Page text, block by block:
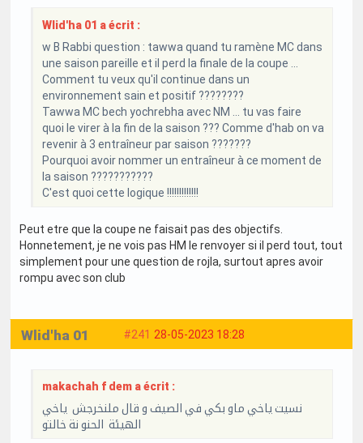
Wlid'ha 01 a écrit :
w B Rabbi question : tawwa quand tu ramène MC dans
une saison pareille et il perd la finale de la coupe ...
Comment tu veux qu'il continue dans un
environnement sain et positif ????????
Tawwa MC bech yochrebha avec NM ... tu vas faire
quoi le virer à la fin de la saison ??? Comme d'hab on va
revenir à 3 entraîneur par saison ???????
Pourquoi avoir nommer un entraîneur à ce moment de
la saison ???????????
C'est quoi cette logique !!!!!!!!!!!!!
Peut etre que la coupe ne faisait pas des objectifs.
Honnetement, je ne vois pas HM le renvoyer si il perd tout, tout
simplement pour une question de rojla, surtout apres avoir
rompu avec son club
#241 28-05-2023 18:28
Wlid'ha 01
makachah f dem a écrit :
نسيت ياخي ماو بكي في الصيف و قال ملنخرجش ياخي
الهيئة الحنو نة خالتو